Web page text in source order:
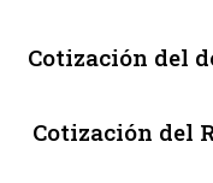
Cotización del
Cotización del